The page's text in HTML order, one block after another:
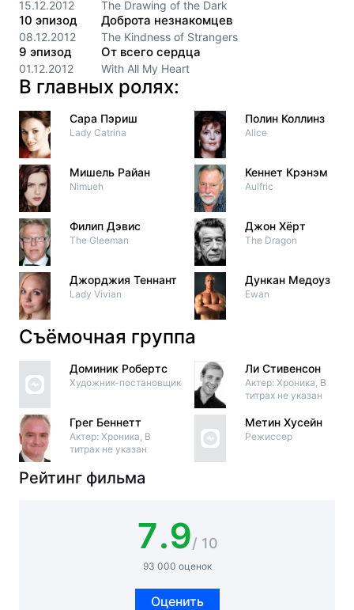
15.12.2012 The Drawing of the Dark
10 эпизод
08.12.2012
Доброта незнакомцев
The Kindness of Strangers
9 эпизод
01.12.2012
От всего сердца
With All My Heart
В главных ролях:
Сара Пэриш
Lady Catrina
Мишель Райан
Nimueh
Филип Дэвис
The Gleeman
Джорджия Теннант
Lady Vivian
Полин Коллинз
Alice
Кеннет Крэнэм
Aulfric
Джон Хёрт
The Dragon
Дункан Медоуз
Ewan
Съёмочная группа
Доминик Робертс
Художник-постановщик
Грег Беннетт
Актер: Хроника, В
титрах не указан
Ли Стивенсон
Актер: Хроника, В
титрах не указан
Метин Хусейн
Режиссер
Рейтинг фильма
7.9/ 10
93 000 оценок
Оценить